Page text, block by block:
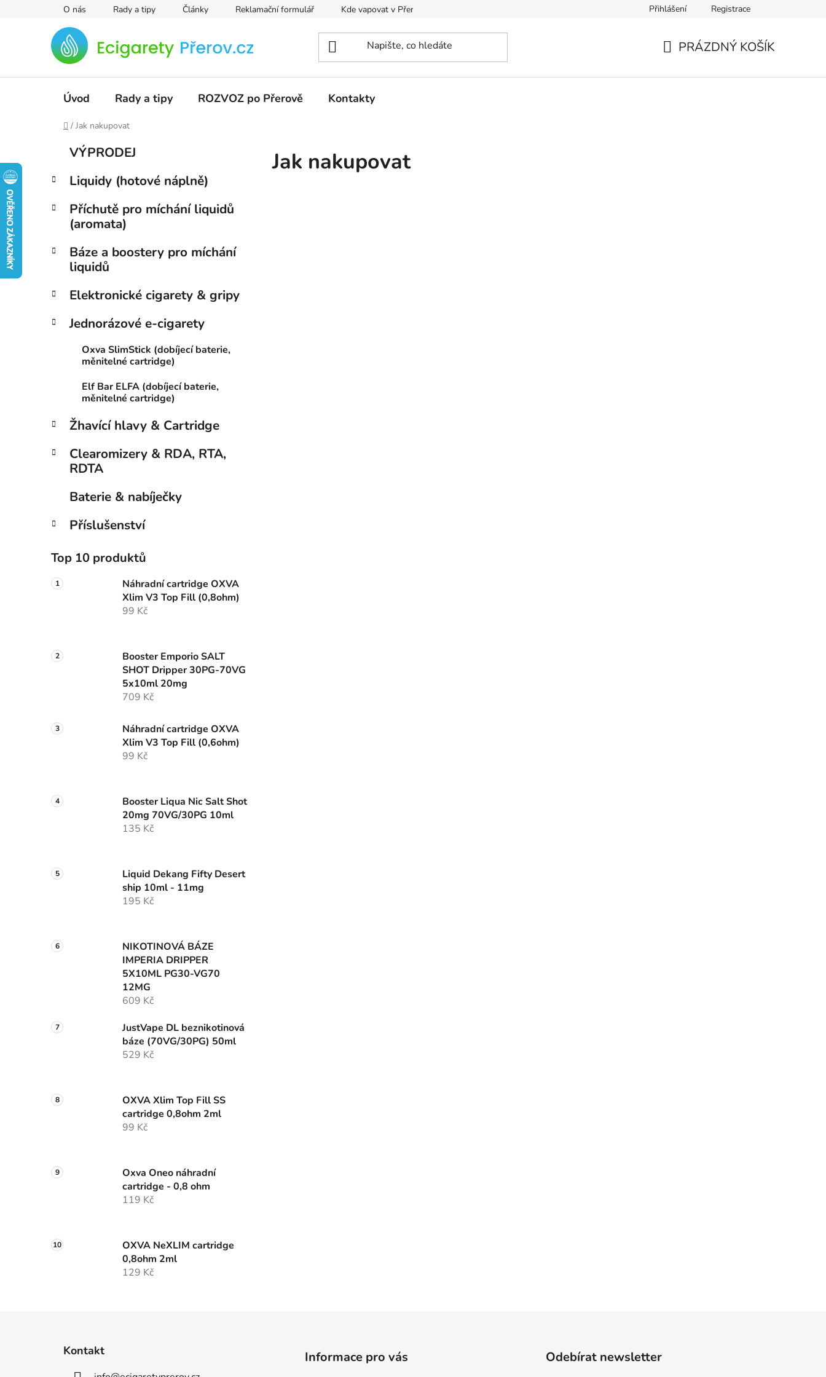
O nás Rady a tipy Články Reklamační formulář Kde vapovat v Přerově? Zásady zpracování osobních údajů
Přihlášení Registrace
PRÁZDNÝ KOŠÍK
Úvod Rady a tipy ROZVOZ po Přerově Kontakty
Domů
/ Jak nakupovat
s
r
n
p
n
Přeskočit
kategorie
e
o
e
VÝPRODEJ
Liquidy (hotové náplně)
Příchutě pro míchání liquidů
(aromata)
Báze a boostery pro míchání
liquidů
Elektronické cigarety & gripy
Jednorázové e-cigarety
Oxva SlimStick (dobíjecí baterie,
měnitelné cartridge)
Elf Bar ELFA (dobíjecí baterie,
měnitelné cartridge)
Žhavící hlavy & Cartridge
Clearomizery & RDA, RTA,
RDTA
Baterie & nabíječky
Příslušenství
Top 10 produktů
Náhradní cartridge OXVA
Xlim V3 Top Fill (0,8ohm)
99 Kč
Booster Emporio SALT
SHOT Dripper 30PG-70VG
5x10ml 20mg
709 Kč
Náhradní cartridge OXVA
Xlim V3 Top Fill (0,6ohm)
99 Kč
Booster Liqua Nic Salt Shot
20mg 70VG/30PG 10ml
135 Kč
Liquid Dekang Fifty Desert
ship 10ml - 11mg
195 Kč
NIKOTINOVÁ BÁZE
IMPERIA DRIPPER
5X10ML PG30-VG70
12MG
609 Kč
JustVape DL beznikotinová
báze (70VG/30PG) 50ml
529 Kč
OXVA Xlim Top Fill SS
cartridge 0,8ohm 2ml
99 Kč
Oxva Oneo náhradní
cartridge - 0,8 ohm
119 Kč
OXVA NeXLIM cartridge
0,8ohm 2ml
129 Kč
Jak nakupovat
Kontakt Informace pro vás Odebírat newsletter